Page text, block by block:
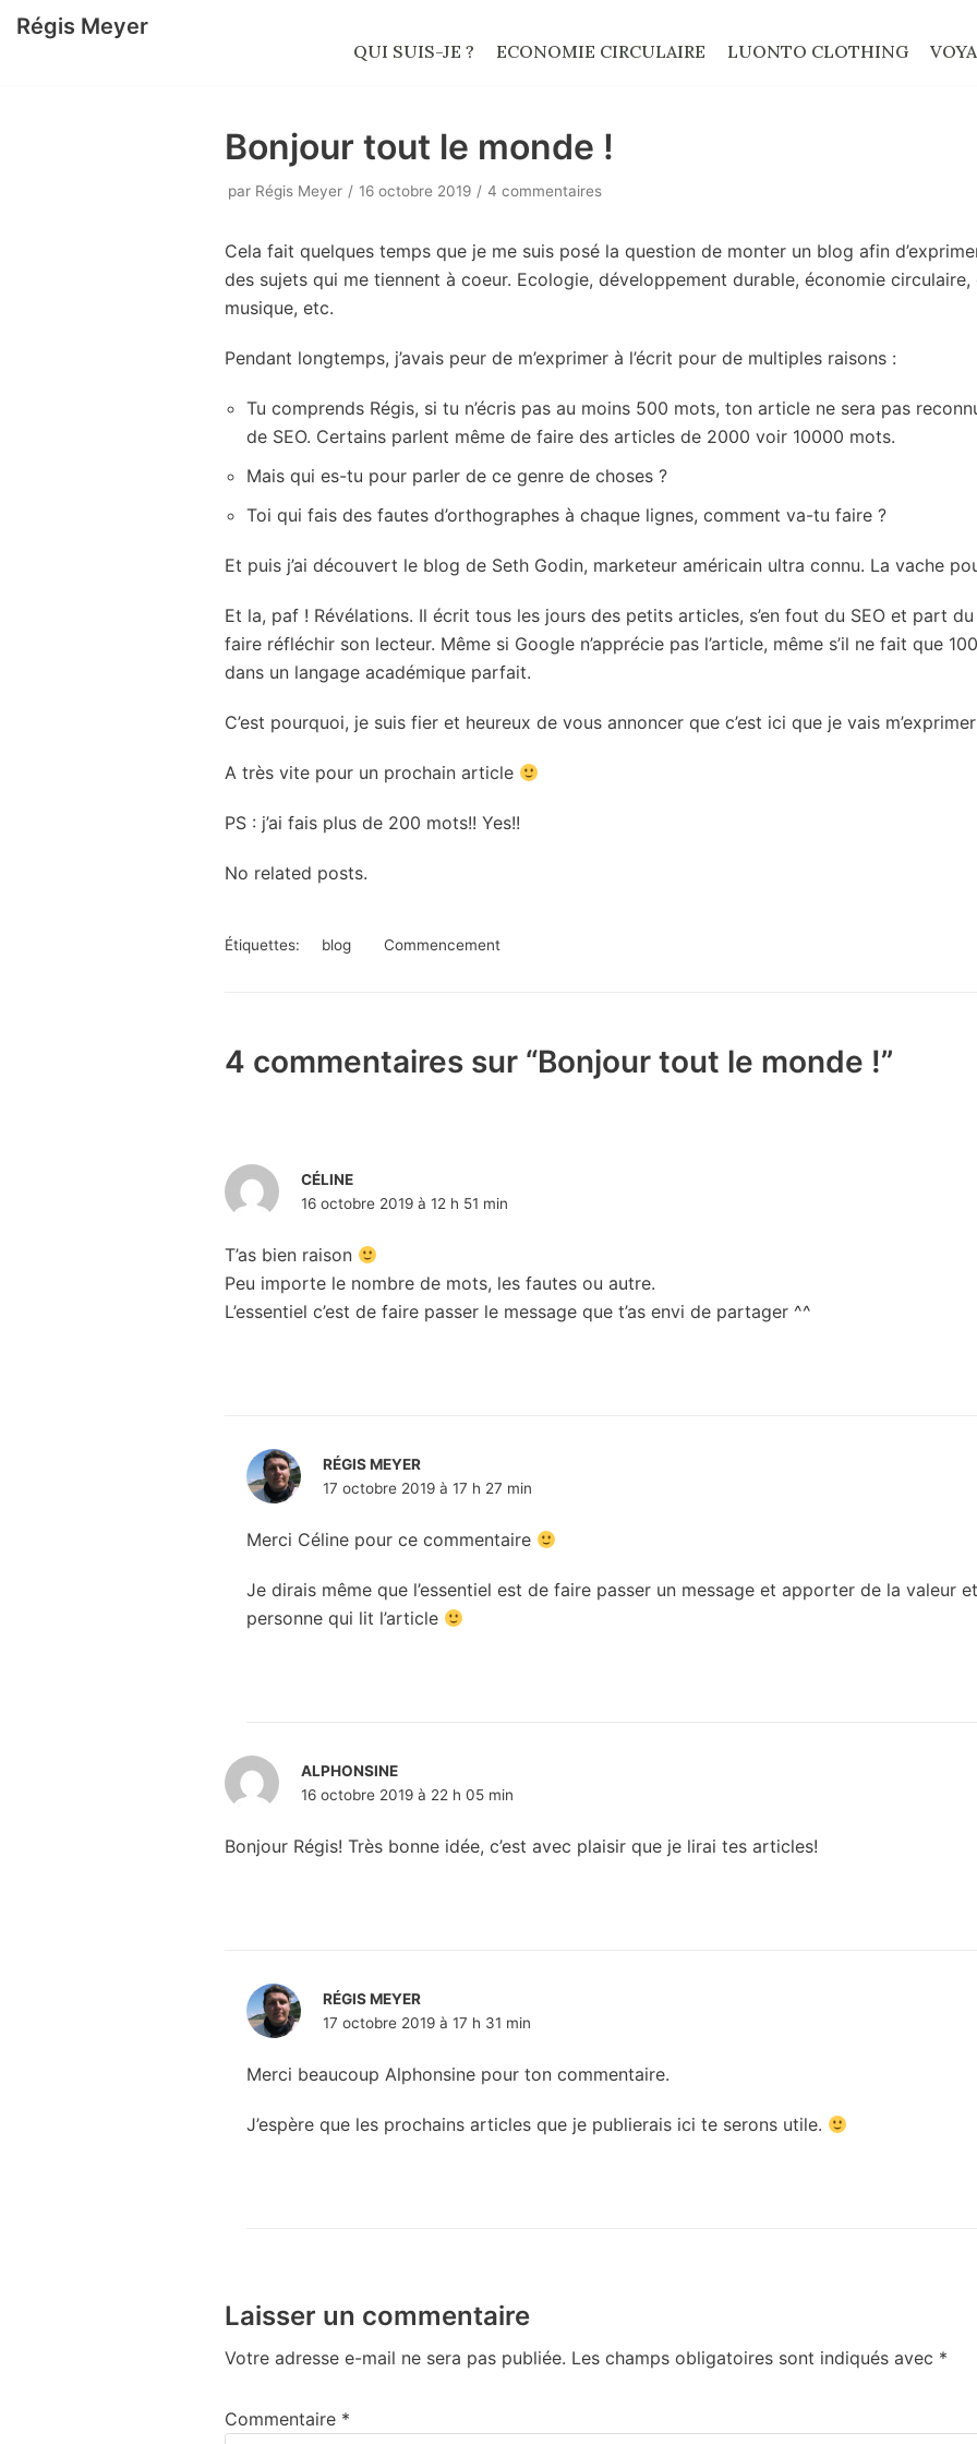
Aller
Régis Meyer
QUI SUIS-JE ? ECONOMIE CIRCULAIRE LUONTO CLOTHING
Bonjour tout le monde !
par Régis Meyer 16 octobre 2019 4 commentaires
Cela fait quelques temps que je me suis posé la question de monter un blog afin
des sujets qui me tiennent à coeur. Ecologie, développement durable, économie
musique, etc.
Pendant longtemps, j’avais peur de m’exprimer à l’écrit pour de multiples raisons :
Tu comprends Régis, si tu n’écris pas au moins 500 mots, ton article ne sera pas
de SEO. Certains parlent même de faire des articles de 2000 voir 10000 mots.
Mais qui es-tu pour parler de ce genre de choses ?
Toi qui fais des fautes d’orthographes à chaque lignes, comment va-tu faire ?
Et puis j’ai découvert le blog de Seth Godin, marketeur américain ultra connu. La vache
Et la, paf ! Révélations. Il écrit tous les jours des petits articles, s’en fout du SEO et part
faire réfléchir son lecteur. Même si Google n’apprécie pas l’article, même s’il ne fait que
dans un langage académique parfait.
C’est pourquoi, je suis fier et heureux de vous annoncer que c’est ici que je vais
A très vite pour un prochain article
PS : j’ai fais plus de 200 mots!! Yes!!
No related posts.
Étiquettes: blog Commencement
4 commentaires sur “Bonjour tout le monde !”
CÉLINE
16 octobre 2019 à 12 h 51 min
T’as bien raison
Peu importe le nombre de mots, les fautes ou autre.
L’essentiel c’est de faire passer le message que t’as envi de partager ^^
RÉGIS MEYER
17 octobre 2019 à 17 h 27 min
Merci Céline pour ce commentaire
Je dirais même que l’essentiel est de faire passer un message et apporter de la valeur
personne qui lit l’article
ALPHONSINE
16 octobre 2019 à 22 h 05 min
Bonjour Régis! Très bonne idée, c’est avec plaisir que je lirai tes articles!
RÉGIS MEYER
17 octobre 2019 à 17 h 31 min
Merci beaucoup Alphonsine pour ton commentaire.
J’espère que les prochains articles que je publierais ici te serons utile.
Laisser un commentaire
Votre adresse e-mail ne sera pas publiée. Les champs obligatoires sont indiqués avec *
Commentaire *